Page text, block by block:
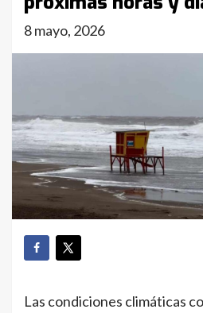
8 mayo, 2026
Las condiciones climáticas